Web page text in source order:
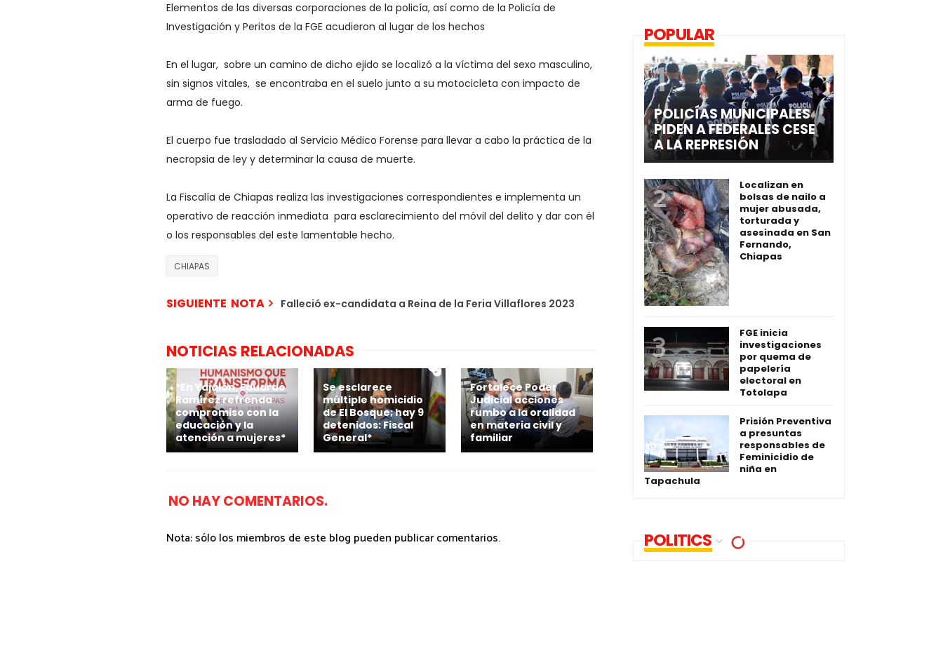
Elementos de las diversas corporaciones de la policía, así como de la Policía de
Investigación y Peritos de la FGE acudieron al lugar de los hechos
En el lugar, sobre un camino de dicho ejido se localizó a la víctima del sexo masculino,
sin signos vitales, se encontraba en el suelo junto a su motocicleta con impacto de
arma de fuego.
El cuerpo fue trasladado al Servicio Médico Forense para llevar a cabo la práctica de la
necropsia de ley y determinar la causa de muerte.
La Fiscalía de Chiapas realiza las investigaciones correspondientes e implementa un
operativo de reacción inmediata para esclarecimiento del móvil del delito y dar con él
o los responsables del este lamentable hecho.
CHIAPAS
SIGUIENTE NOTA Falleció ex-candidata a Reina de la Feria Villaflores 2023
NOTICIAS RELACIONADAS
*En Yajalón, Eduardo
Ramírez refrenda
compromiso con la
educación y la
atención a mujeres*
Se esclarece
múltiple homicidio
de El Bosque; hay 9
detenidos: Fiscal
General*
Fortalece Poder
Judicial acciones
rumbo a la oralidad
en materia civil y
familiar
NO HAY COMENTARIOS.
Nota: sólo los miembros de este blog pueden publicar comentarios.
POPULAR
POLICÍAS MUNICIPALES
PIDEN A FEDERALES CESE
A LA REPRESIÓN
Localizan en
bolsas de nailo a
mujer abusada,
torturada y
asesinada en San
Fernando,
Chiapas
FGE inicia
investigaciones
por quema de
papelería
electoral en
Totolapa
Prisión Preventiva
a presuntas
responsables de
Feminicidio de
niña en
Tapachula
POLITICS